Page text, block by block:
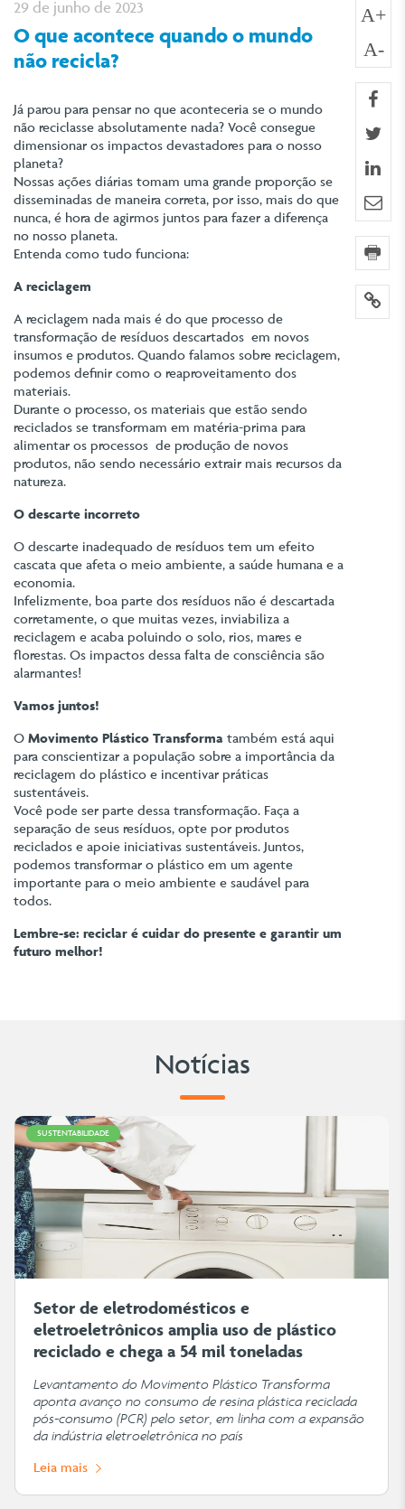
A+
A-
e-
29 de junho de 2023
O que acontece quando o mundo
não recicla?
Já parou para pensar no que aconteceria se o mundo
não reciclasse absolutamente nada? Você consegue
dimensionar os impactos devastadores para o nosso
planeta?
Nossas ações diárias tomam uma grande proporção se
disseminadas de maneira correta, por isso, mais do que
nunca, é hora de agirmos juntos para fazer a diferença
no nosso planeta.
Entenda como tudo funciona:
A reciclagem
A reciclagem nada mais é do que processo de
transformação de resíduos descartados em novos
insumos e produtos. Quando falamos sobre reciclagem,
podemos definir como o reaproveitamento dos
materiais.
Durante o processo, os materiais que estão sendo
reciclados se transformam em matéria-prima para
alimentar os processos de produção de novos
produtos, não sendo necessário extrair mais recursos da
natureza.
O descarte incorreto
O descarte inadequado de resíduos tem um efeito
cascata que afeta o meio ambiente, a saúde humana e a
economia.
Infelizmente, boa parte dos resíduos não é descartada
corretamente, o que muitas vezes, inviabiliza a
reciclagem e acaba poluindo o solo, rios, mares e
florestas. Os impactos dessa falta de consciência são
alarmantes!
Vamos juntos!
O Movimento Plástico Transforma também está aqui
para conscientizar a população sobre a importância da
reciclagem do plástico e incentivar práticas
sustentáveis.
Você pode ser parte dessa transformação. Faça a
separação de seus resíduos, opte por produtos
reciclados e apoie iniciativas sustentáveis. Juntos,
podemos transformar o plástico em um agente
importante para o meio ambiente e saudável para
todos.
Lembre-se: reciclar é cuidar do presente e garantir um
futuro melhor!
Notícias
SUSTENTABILIDADE
Setor de eletrodomésticos e
eletroeletrônicos amplia uso de plástico
reciclado e chega a 54 mil toneladas
Levantamento do Movimento Plástico Transforma
aponta avanço no consumo de resina plástica reciclada
pós-consumo (PCR) pelo setor, em linha com a expansão
da indústria eletroeletrônica no país
Leia mais